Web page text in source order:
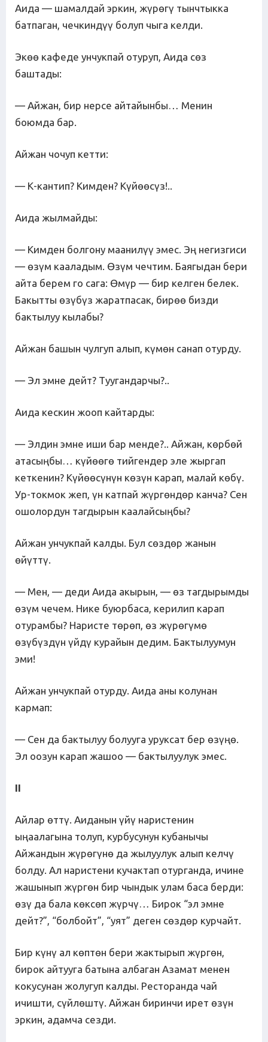
Аида — шамалдай эркин, жүрөгү тынчтыкка
батпаган, чечкиндүү болуп чыга келди.
Экөө кафеде унчукпай отуруп, Аида сөз
баштады:
— Айжан, бир нерсе айтайынбы… Менин
боюмда бар.
Айжан чочуп кетти:
— К-кантип? Кимден? Күйөөсүз!..
Аида жылмайды:
— Кимден болгону маанилүү эмес. Эң негизгиси
— өзүм кааладым. Өзүм чечтим. Баягыдан бери
айта берем го сага: Өмүр — бир келген белек.
Бакытты өзүбүз жаратпасак, бирөө бизди
бактылуу кылабы?
Айжан башын чулгуп алып, күмөн санап отурду.
— Эл эмне дейт? Туугандарчы?..
Аида кескин жооп кайтарды:
— Элдин эмне иши бар менде?.. Айжан, көрбөй
атасыңбы… күйөөгө тийгендер эле жыргап
кеткенин? Күйөөсүнүн көзүн карап, малай көбү.
Ур-токмок жеп, үн катпай жүргөндөр канча? Сен
ошолордун тагдырын каалайсыңбы?
Айжан унчукпай калды. Бул сөздөр жанын
өйүттү.
— Мен, — деди Аида акырын, — өз тагдырымды
өзүм чечем. Нике буюрбаса, керилип карап
отурамбы? Наристе төрөп, өз жүрөгүмө
өзүбүздүн үйдү курайын дедим. Бактылуумун
эми!
Айжан унчукпай отурду. Аида аны колунан
кармап:
— Сен да бактылуу болууга уруксат бер өзүңө.
Эл оозун карап жашоо — бактылуулук эмес.
II
Айлар өттү. Аиданын үйү наристенин
ыңаалагына толуп, курбусунун кубанычы
Айжандын жүрөгүнө да жылуулук алып келчү
болду. Ал наристени кучактап отурганда, ичине
жашынып жүргөн бир чындык улам баса берди:
өзү да бала көксөп жүрчү… Бирок “эл эмне
дейт?”, “болбойт”, “уят” деген сөздөр курчайт.
Бир күнү ал көптөн бери жактырып жүргөн,
бирок айтууга батына албаган Азамат менен
кокусунан жолугуп калды. Ресторанда чай
ичишти, сүйлөштү. Айжан биринчи ирет өзүн
эркин, адамча сезди.